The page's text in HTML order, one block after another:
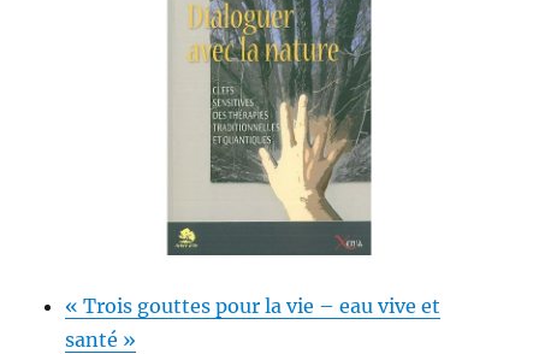
« Trois gouttes pour la vie – eau vive et
santé »